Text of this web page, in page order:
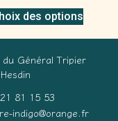
des options
Général Tripier
81 15 53
indigo@orange.fr